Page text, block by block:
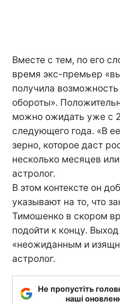
Вместе с тем, по его
время экс-премьер
получила
обороты».
можно ожидать уже с
следующего года. «В
зерно, которое даст
несколько месяцев
астролог.
В этом контексте он
указывают на то, что
Тимошенко в скором
подойти к концу.
«неожиданным и
астролог.
Не пропустіть
наші